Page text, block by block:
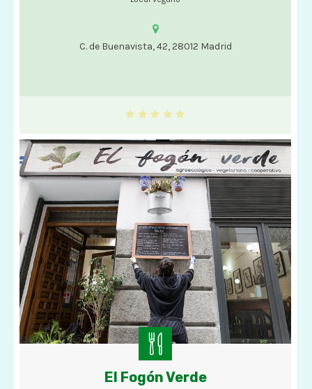
C. de Buenavista, 42, 28012 Madrid
Restaurante agroecológico, vegetariano y cooperativo
El Fogón Verde